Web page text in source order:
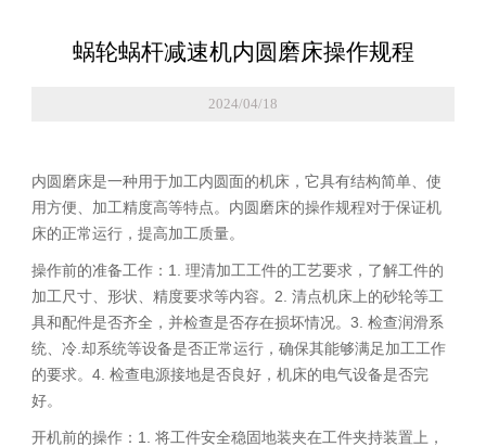
蜗轮蜗杆减速机内圆磨床操作规程
2024/04/18
内圆磨床是一种用于加工内圆面的机床，它具有结构简单、使
用方便、加工精度高等特点。内圆磨床的操作规程对于保证机
床的正常运行，提高加工质量。
操作前的准备工作：1. 理清加工工件的工艺要求，了解工件的
加工尺寸、形状、精度要求等内容。2. 清点机床上的砂轮等工
具和配件是否齐全，并检查是否存在损坏情况。3. 检查润滑系
统、冷.却系统等设备是否正常运行，确保其能够满足加工工作
的要求。4. 检查电源接地是否良好，机床的电气设备是否完
好。
开机前的操作：1. 将工件安全稳固地装夹在工件夹持装置上，